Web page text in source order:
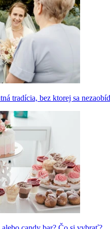
tradícia, bez ktorej sa